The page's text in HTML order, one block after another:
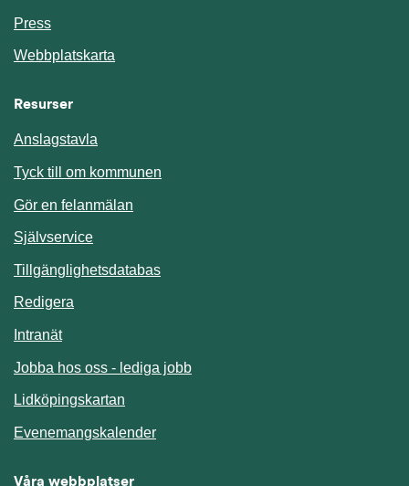
Press
Webbplatskarta
Resurser
Anslagstavla
Tyck till om kommunen
Gör en felanmälan
SjälvserviceLänk till annan webbplats.
TillgänglighetsdatabasLänk till annan webbplats.
Redigera
IntranätLänk till annan webbplats.
Jobba hos oss - lediga jobb
Lidköpingskartan
EvenemangskalenderLänk till annan webbplats.
Våra webbplatser